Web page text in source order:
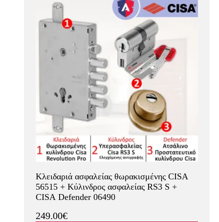
Κλειδαριά ασφαλείας θωρακισμένης CISA
56515 + Κύλινδρος ασφαλείας RS3 S +
CISA Defender 06490
249.00€